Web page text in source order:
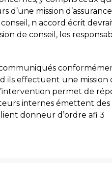
d’une mission
n accord écrit
de conseil, les
ils effectuent une
permet de
internes émettent des
donneur d’ordre afi 3